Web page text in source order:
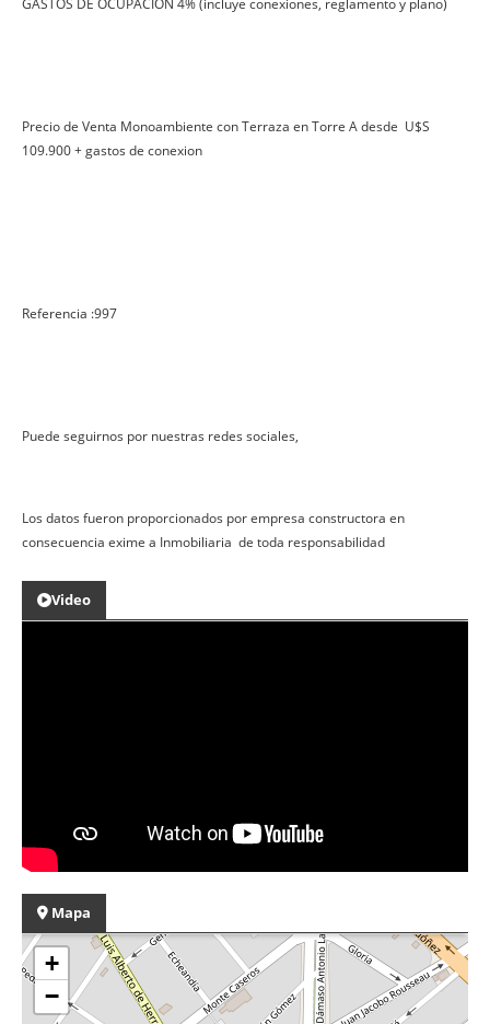
Precio de Venta Monoambiente con Terraza en Torre A desde U$S
109.900 + gastos de conexion
Referencia :997
Puede seguirnos por nuestras redes sociales,
Los datos fueron proporcionados por empresa constructora en
consecuencia exime a Inmobiliaria de toda responsabilidad
Video
Mapa
+
−